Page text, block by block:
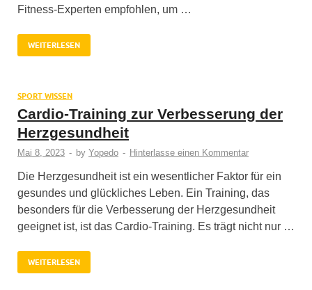
Fitness-Experten empfohlen, um …
WEITERLESEN
SPORT WISSEN
Cardio-Training zur Verbesserung der
Herzgesundheit
Mai 8, 2023 - by Yopedo - Hinterlasse einen Kommentar
Die Herzgesundheit ist ein wesentlicher Faktor für ein
gesundes und glückliches Leben. Ein Training, das
besonders für die Verbesserung der Herzgesundheit
geeignet ist, ist das Cardio-Training. Es trägt nicht nur …
WEITERLESEN